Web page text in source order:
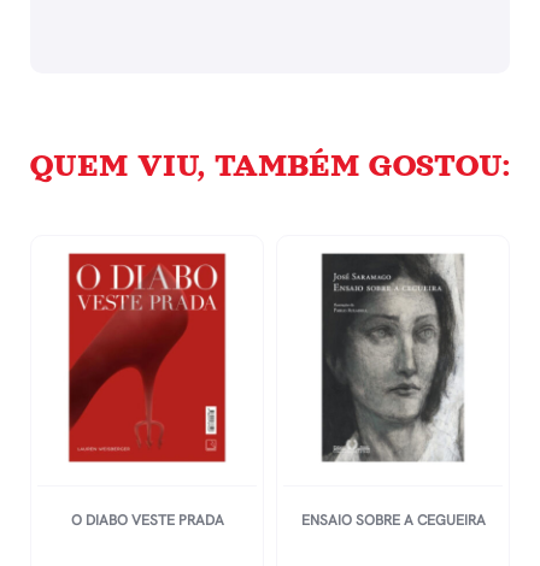
QUEM VIU, TAMBÉM GOSTOU:
O DIABO VESTE PRADA ENSAIO SOBRE A CEGUEIRA